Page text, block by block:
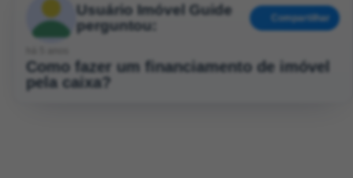
Usuário Imóvel Guide
perguntou:
Compartilhar
Como fazer um financiamento de imóvel
pela caixa?